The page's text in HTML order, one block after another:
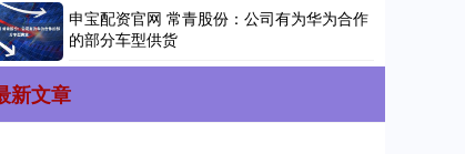
申宝配资官网 常青股份：公司有为华为合作
的部分车型供货
新文章